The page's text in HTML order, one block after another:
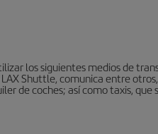
los siguientes medios de
Shuttle, comunica entre
de coches; así como taxis, que